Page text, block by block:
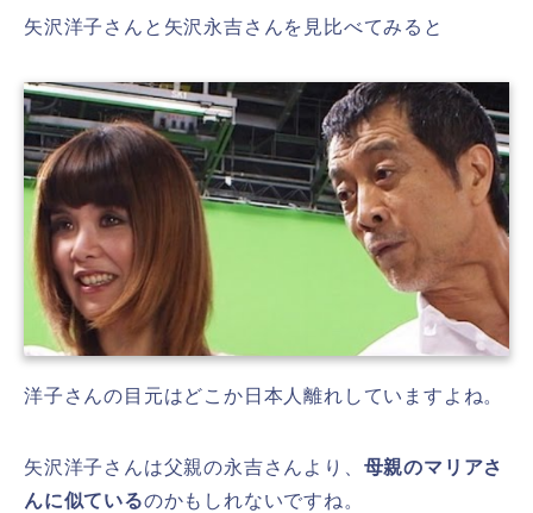
矢沢洋子さんと矢沢永吉さんを見比べてみると
洋子さんの目元はどこか日本人離れしていますよね。
矢沢洋子さんは父親の永吉さんより、 母親のマリアさ
んに似ているのかもしれないですね。